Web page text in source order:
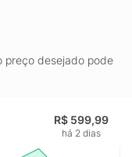
preço desejado pode
R$ 599,99
há 2 dias